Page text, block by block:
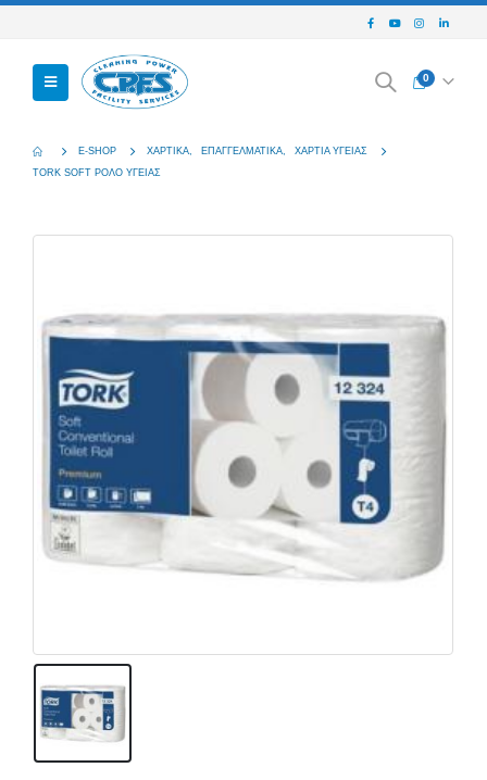
0
E-SHOP ΧΑΡΤΙΚΆ ΕΠΑΓΓΕΛΜΑΤΙΚΆ
ΧΑΡΤΙΆ ΥΓΕΊΑΣ
TORK SOFT ΡΟΛΟ ΥΓΕΙΑΣ